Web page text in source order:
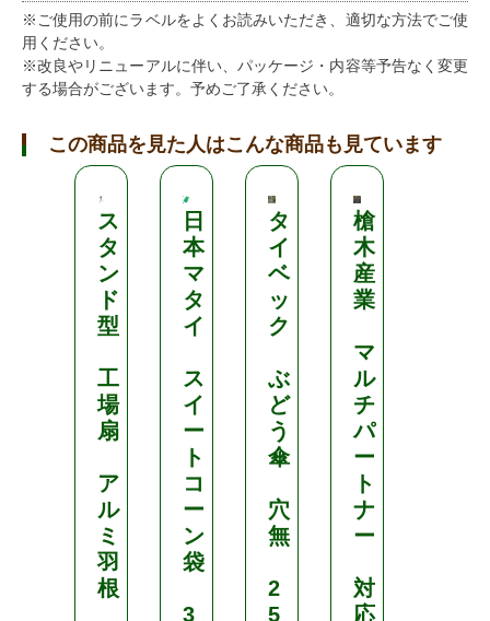
※ご使用の前にラベルをよくお読みいただき、適切な方法でご使
用ください。
※改良やリニューアルに伴い、パッケージ・内容等予告なく変更
する場合がございます。予めご了承ください。
この商品を見た人はこんな商品も見ています
ス
タ
ン
ド
型
工
場
扇
ア
ル
ミ
羽
根
日
本
マ
タ
イ
ス
イ
ー
ト
コ
ー
ン
袋
3
タ
イ
ベ
ッ
ク
ぶ
ど
う
傘
穴
無
2
5
槍
木
産
業
マ
ル
チ
パ
ー
ト
ナ
ー
対
応